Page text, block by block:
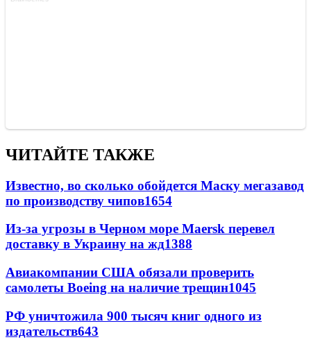
ЧИТАЙТЕ ТАКЖЕ
Известно, во сколько обойдется Маску мегазавод
по производству чипов1654
Из-за угрозы в Черном море Maersk перевел
доставку в Украину на жд1388
Авиакомпании США обязали проверить
самолеты Boeing на наличие трещин1045
РФ уничтожила 900 тысяч книг одного из
издательств643